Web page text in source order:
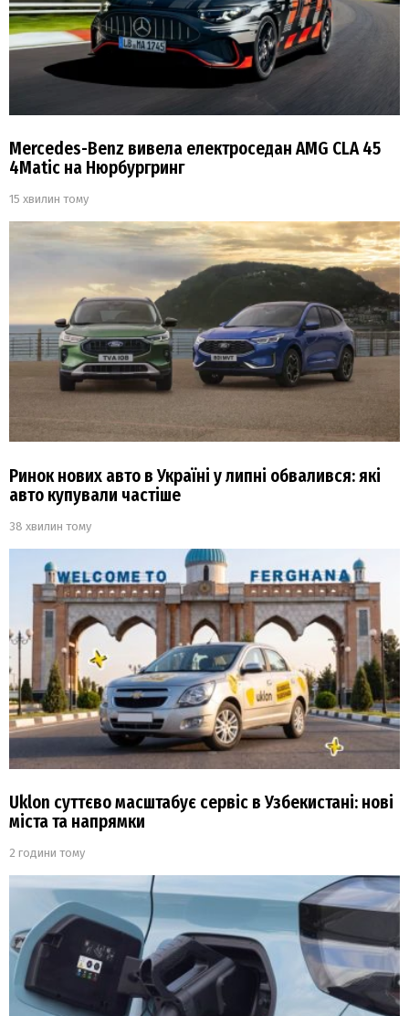
Mercedes-Benz вивела електроседан AMG CLA 45
4Matic на Нюрбургринг
15 хвилин тому
Ринок нових авто в Україні у липні обвалився: які
авто купували частіше
38 хвилин тому
Uklon суттєво масштабує сервіс в Узбекистані: нові
міста та напрямки
2 години тому